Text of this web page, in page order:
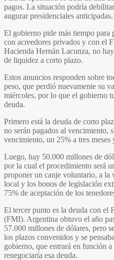
pagos. La situación podría
augurar presidenciales anticipadas.
El gobierno pide más tiempo para
con acreedores privados y con el
Hacienda Hernán Lacunza, no
de liquidez a corto plazo.
Estos anuncios responden sobre
peso, que perdió nuevamente su
miércoles, por lo que el gobierno
deuda.
Primero está la deuda de corto
no serán pagados al vencimiento,
vencimiento, un 25% a tres meses
Luego, hay 50.000 millones de
por la cual el procedimiento será
proponer un canje voluntario, a la
local y los bonos de legislación
75% de aceptación de los
El tercer punto es la deuda con el
(FMI). Argentina obtuvo el año
57.000 millones de dólares, pero
los plazos convenidos y se
gobierno, que entrará en función
renegociaría esa deuda.